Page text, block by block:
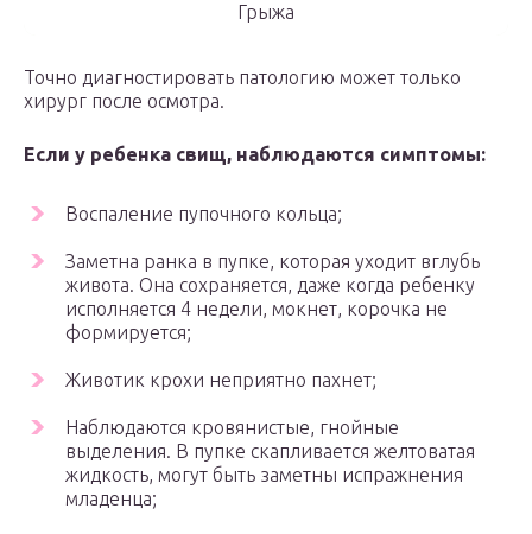
Грыжа
Точно диагностировать патологию может только
хирург после осмотра.
Если у ребенка свищ, наблюдаются симптомы:
Воспаление пупочного кольца;
Заметна ранка в пупке, которая уходит вглубь
живота. Она сохраняется, даже когда ребенку
исполняется 4 недели, мокнет, корочка не
формируется;
Животик крохи неприятно пахнет;
Наблюдаются кровянистые, гнойные
выделения. В пупке скапливается желтоватая
жидкость, могут быть заметны испражнения
младенца;